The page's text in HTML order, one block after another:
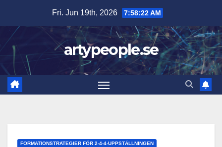
content
Fri. Jun 19th, 2026 7:58:23 AM
artypeople.se
FORMATIONSTRATEGIER FÖR 2-4-4-UPPSTÄLLNINGEN